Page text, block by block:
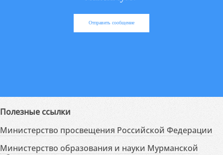
Отправить сообщение
Полезные ссылки
Министерство просвещения Российской Федерации
Министерство образования и науки Мурманской